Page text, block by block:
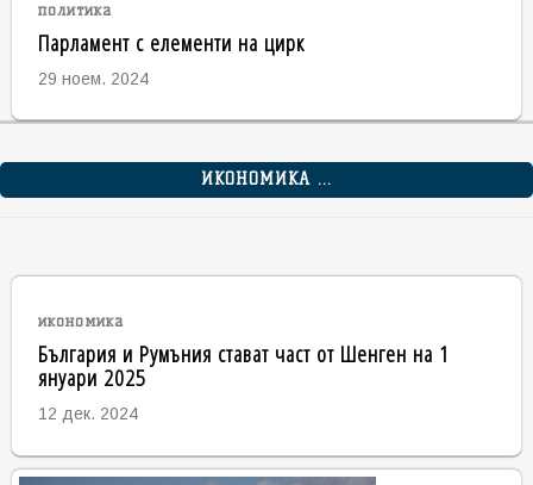
политика
Парламент с елементи на цирк
29 ноем. 2024
ИКОНОМИКА ...
икономика
България и Румъния стават част от Шенген на 1
януари 2025
12 дек. 2024